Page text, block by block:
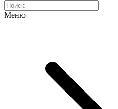
Меню